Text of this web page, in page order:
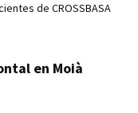
de CROSSBASA
en Moià